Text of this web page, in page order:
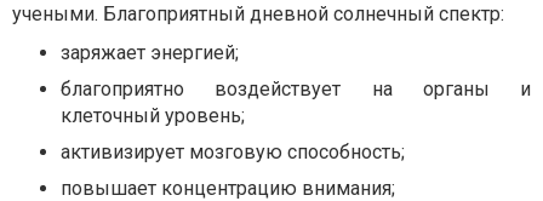
учеными. Благоприятный дневной солнечный спектр:
заряжает энергией;
благоприятно воздействует на органы и
клеточный уровень;
активизирует мозговую способность;
повышает концентрацию внимания;